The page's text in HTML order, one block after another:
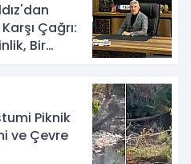
Çağrı:
Bir
Piknik
ve Çevre